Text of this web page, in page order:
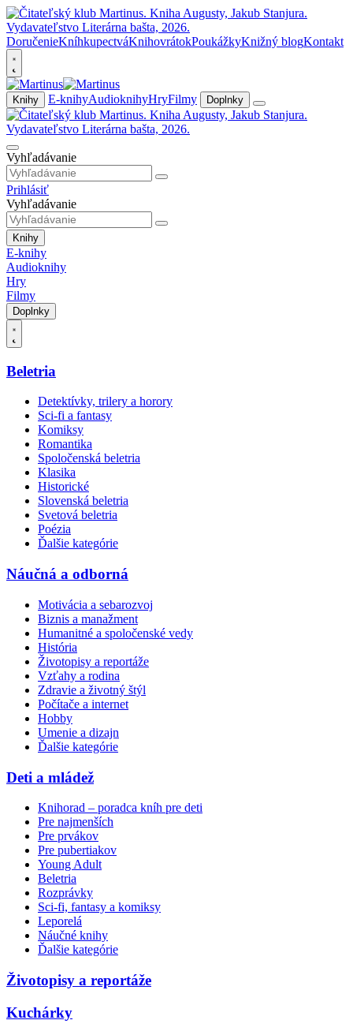
DoručenieKníhkupectváKnihovrátokPoukážkyKnižný blogKontakt
Knihy E-knihyAudioknihyHryFilmy Doplnky
Vyhľadávanie
Prihlásiť
Vyhľadávanie
Knihy
E-knihy
Audioknihy
Hry
Filmy
Doplnky
Beletria
Detektívky, trilery a horory
Sci-fi a fantasy
Komiksy
Romantika
Spoločenská beletria
Klasika
Historické
Slovenská beletria
Svetová beletria
Poézia
Ďalšie kategórie
Náučná a odborná
Motivácia a sebarozvoj
Biznis a manažment
Humanitné a spoločenské vedy
História
Životopisy a reportáže
Vzťahy a rodina
Zdravie a životný štýl
Počítače a internet
Hobby
Umenie a dizajn
Ďalšie kategórie
Deti a mládež
Knihorad – poradca kníh pre deti
Pre najmenších
Pre prvákov
Pre pubertiakov
Young Adult
Beletria
Rozprávky
Sci-fi, fantasy a komiksy
Leporelá
Náučné knihy
Ďalšie kategórie
Životopisy a reportáže
Kuchárky